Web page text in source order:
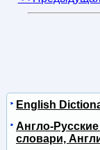
English
Англо-
словари,